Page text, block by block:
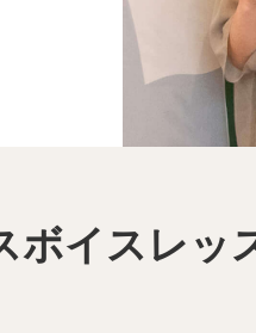
ボイスレッ